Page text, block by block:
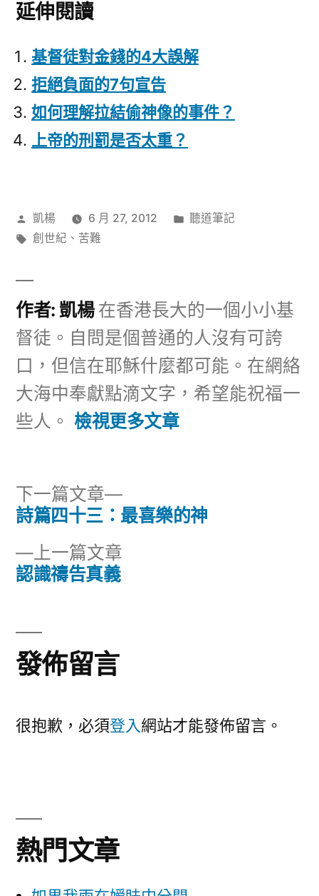
延伸閱讀
基督徒對金錢的4大誤解
拒絕負面的7句宣告
如何理解拉結偷神像的事件？
上帝的刑罰是否太重？
作
者:
凱楊 6 月 27, 2012
分
聽道筆記
標
創世紀 、 苦難
作者: 凱楊 在香港長大的一個小小基
督徒。自問是個普通的人沒有可誇
口，但信在耶穌什麼都可能。在網絡
大海中奉獻點滴文字，希望能祝福一
些人。 檢視更多文章
文
章
導
覽
上一篇文章
認識禱告真義
下一篇文章
下
一
詩篇四十三：最喜樂的神
發佈留言
很抱歉，必須登入網站才能發佈留言。
熱門文章